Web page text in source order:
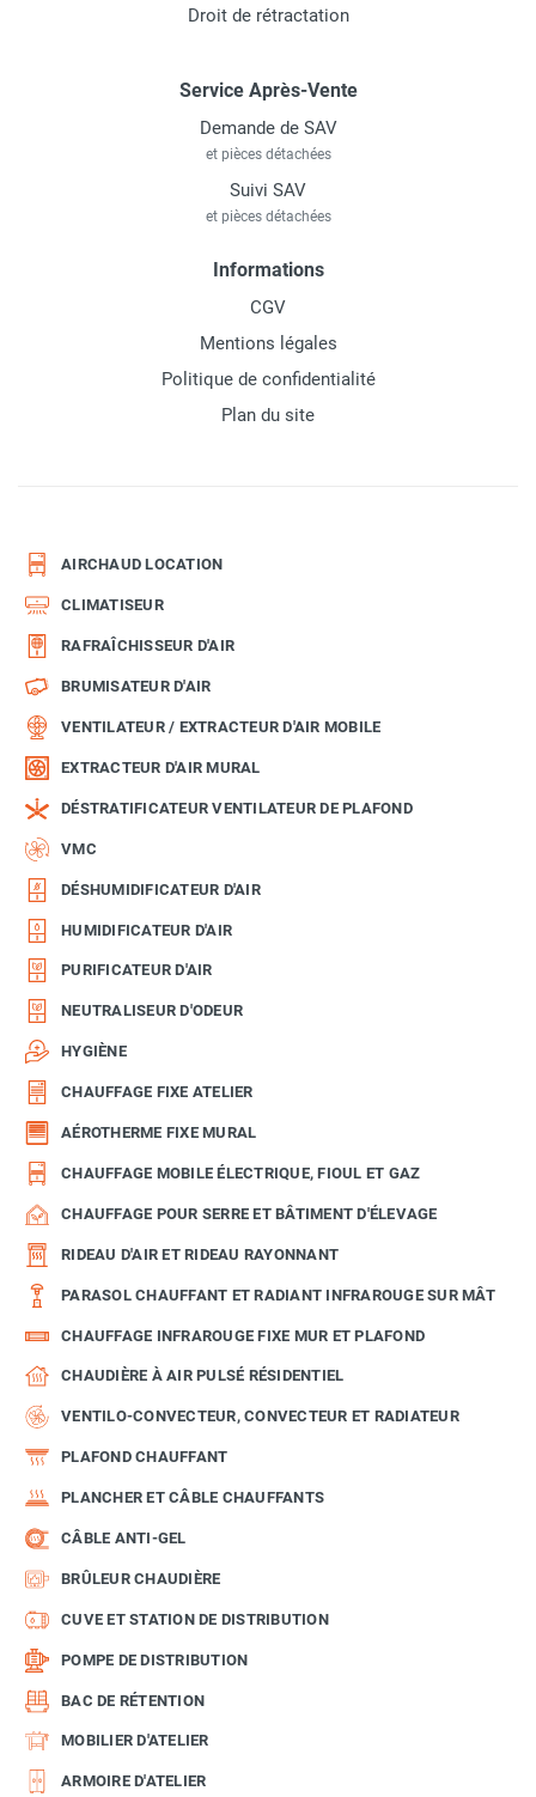
Droit de rétractation
Service Après-Vente
Demande de SAV
et pièces détachées
Suivi SAV
et pièces détachées
Informations
CGV
Mentions légales
Politique de confidentialité
Plan du site
AIRCHAUD LOCATION
CLIMATISEUR
RAFRAÎCHISSEUR D'AIR
BRUMISATEUR D'AIR
VENTILATEUR / EXTRACTEUR D'AIR MOBILE
EXTRACTEUR D'AIR MURAL
DÉSTRATIFICATEUR VENTILATEUR DE PLAFOND
VMC
DÉSHUMIDIFICATEUR D'AIR
HUMIDIFICATEUR D'AIR
PURIFICATEUR D'AIR
NEUTRALISEUR D'ODEUR
HYGIÈNE
CHAUFFAGE FIXE ATELIER
AÉROTHERME FIXE MURAL
CHAUFFAGE MOBILE ÉLECTRIQUE, FIOUL ET GAZ
CHAUFFAGE POUR SERRE ET BÂTIMENT D'ÉLEVAGE
RIDEAU D'AIR ET RIDEAU RAYONNANT
PARASOL CHAUFFANT ET RADIANT INFRAROUGE SUR MÂT
CHAUFFAGE INFRAROUGE FIXE MUR ET PLAFOND
CHAUDIÈRE À AIR PULSÉ RÉSIDENTIEL
VENTILO-CONVECTEUR, CONVECTEUR ET RADIATEUR
PLAFOND CHAUFFANT
PLANCHER ET CÂBLE CHAUFFANTS
CÂBLE ANTI-GEL
BRÛLEUR CHAUDIÈRE
CUVE ET STATION DE DISTRIBUTION
POMPE DE DISTRIBUTION
BAC DE RÉTENTION
MOBILIER D'ATELIER
ARMOIRE D'ATELIER